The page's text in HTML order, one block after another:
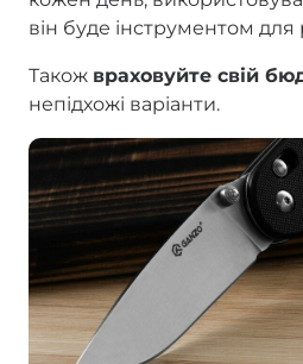
він буде інструментом для
Також враховуйте свій
непідхожі варіанти.